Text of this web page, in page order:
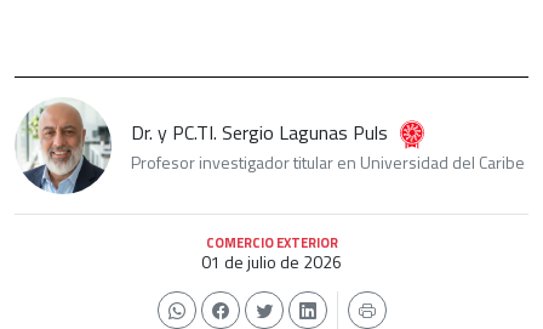
Dr. y PC.TI. Sergio Lagunas Puls
Profesor investigador titular en Universidad del Caribe
COMERCIO EXTERIOR
01 de julio de 2026